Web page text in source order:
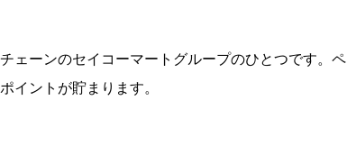
ェーンのセイコーマートグループのひとつです。ペ
イントが貯まります。